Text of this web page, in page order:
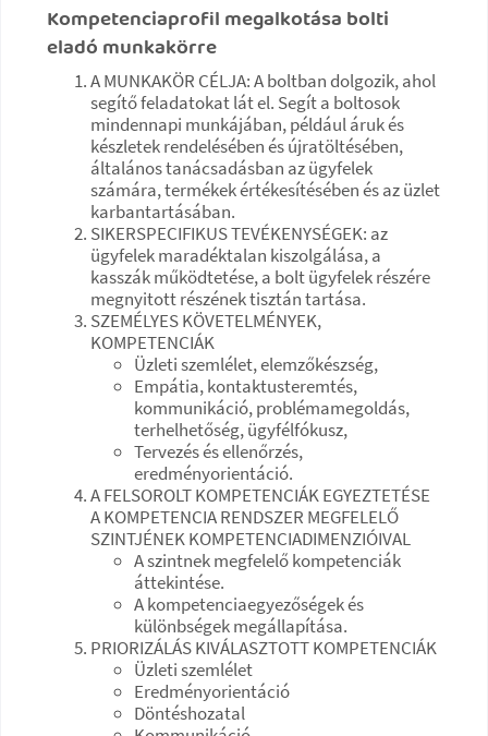
Kompetenciaprofil megalkotása bolti
eladó munkakörre ​
A MUNKAKÖR CÉLJA: A boltban dolgozik, ahol
segítő feladatokat lát el. Segít a boltosok
mindennapi munkájában, például áruk és
készletek rendelésében és újratöltésében,
általános tanácsadásban az ügyfelek
számára, termékek értékesítésében és az üzlet
karbantartásában.
SIKERSPECIFIKUS TEVÉKENYSÉGEK: az
ügyfelek maradéktalan kiszolgálása, a
kasszák működtetése, a bolt ügyfelek részére
megnyitott részének tisztán tartása.
SZEMÉLYES KÖVETELMÉNYEK,
KOMPETENCIÁK
Üzleti szemlélet, elemzőkészség,
Empátia, kontaktusteremtés,
kommunikáció, problémamegoldás,
terhelhetőség, ügyfélfókusz,
Tervezés és ellenőrzés,
eredményorientáció.
A FELSOROLT KOMPETENCIÁK EGYEZTETÉSE
A KOMPETENCIA RENDSZER MEGFELELŐ
SZINTJÉNEK KOMPETENCIADIMENZIÓIVAL
A szintnek megfelelő kompetenciák
áttekintése.
A kompetenciaegyezőségek és
különbségek megállapítása.
PRIORIZÁLÁS KIVÁLASZTOTT KOMPETENCIÁK
Üzleti szemlélet
Eredményorientáció
Döntéshozatal